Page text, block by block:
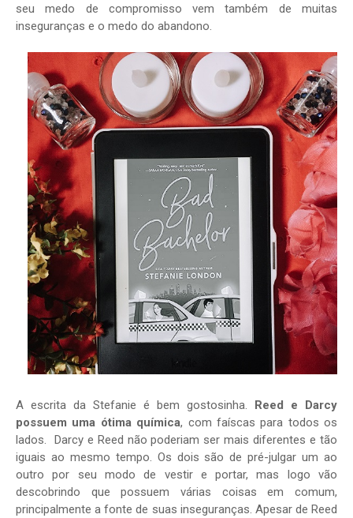
seu medo de compromisso vem também de muitas
inseguranças e o medo do abandono.
A escrita da Stefanie é bem gostosinha.
Reed e Darcy
possuem uma ótima química, com faíscas para todos os
lados. Darcy e Reed não poderiam ser mais diferentes e tão
iguais ao mesmo tempo. Os dois são de pré-julgar um ao
outro por seu modo de vestir e portar, mas logo vão
descobrindo que possuem várias coisas em comum,
principalmente a fonte de suas inseguranças. Apesar de Reed